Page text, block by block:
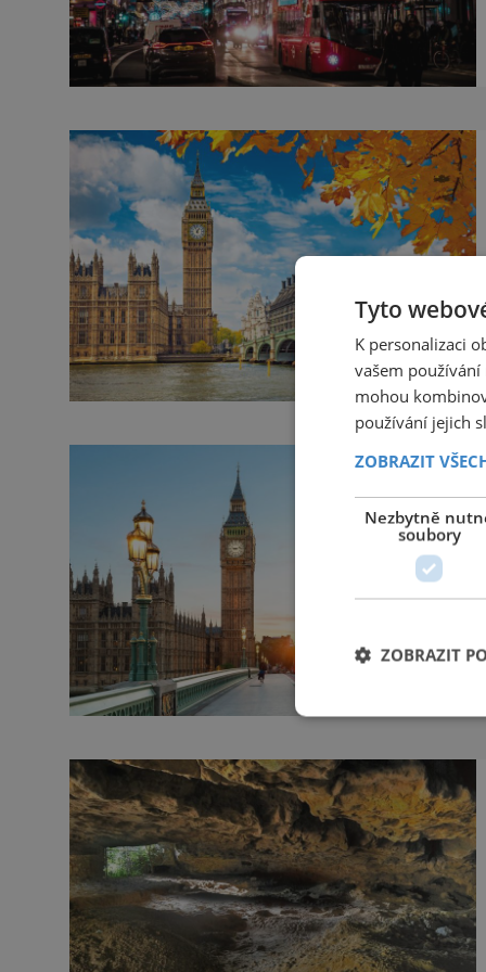
Tyto
K personalizaci
vašem
mohou
používání jejich
ZOBRAZIT
Nezbytně
soubory
ZOBRAZIT